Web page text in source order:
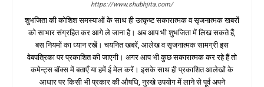
https://www.shubhjita.com/
शुभजिता की कोशिश समस्याओं के साथ ही उत्कृष्ट सकारात्मक व सृजनात्मक खबरों
को साभार संग्रहित कर आगे ले जाना है। अब आप भी शुभजिता में लिख सकते हैं,
बस नियमों का ध्यान रखें। चयनित खबरें, आलेख व सृजनात्मक सामग्री इस
वेबपत्रिका पर प्रकाशित की जाएगी। अगर आप भी कुछ सकारात्मक कर रहे हैं तो
कमेन्ट्स बॉक्स में बताएँ या हमें ई मेल करें। इसके साथ ही प्रकाशित आलेखों के
आधार पर किसी भी प्रकार की औषधि, नुस्खे उपयोग में लाने से पूर्व अपने